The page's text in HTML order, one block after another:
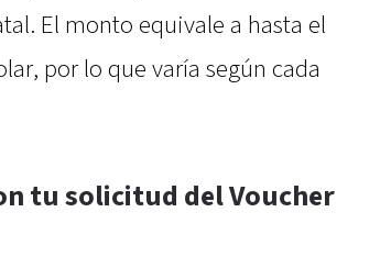
El monto equivale a hasta el
por lo que varía según cada
tu solicitud del Voucher